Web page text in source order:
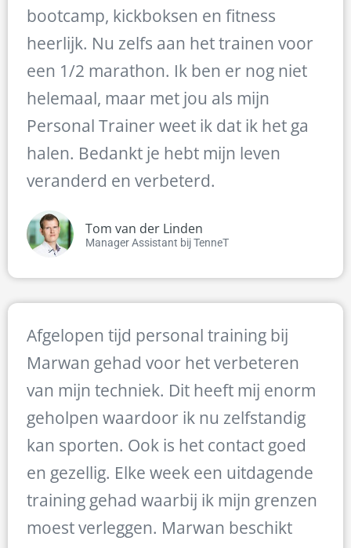
bootcamp, kickboksen en fitness
heerlijk. Nu zelfs aan het trainen voor
een 1/2 marathon. Ik ben er nog niet
helemaal, maar met jou als mijn
Personal Trainer weet ik dat ik het ga
halen. Bedankt je hebt mijn leven
veranderd en verbeterd.
Tom van der Linden
Manager Assistant bij TenneT
Afgelopen tijd personal training bij
Marwan gehad voor het verbeteren
van mijn techniek. Dit heeft mij enorm
geholpen waardoor ik nu zelfstandig
kan sporten. Ook is het contact goed
en gezellig. Elke week een uitdagende
training gehad waarbij ik mijn grenzen
moest verleggen. Marwan beschikt